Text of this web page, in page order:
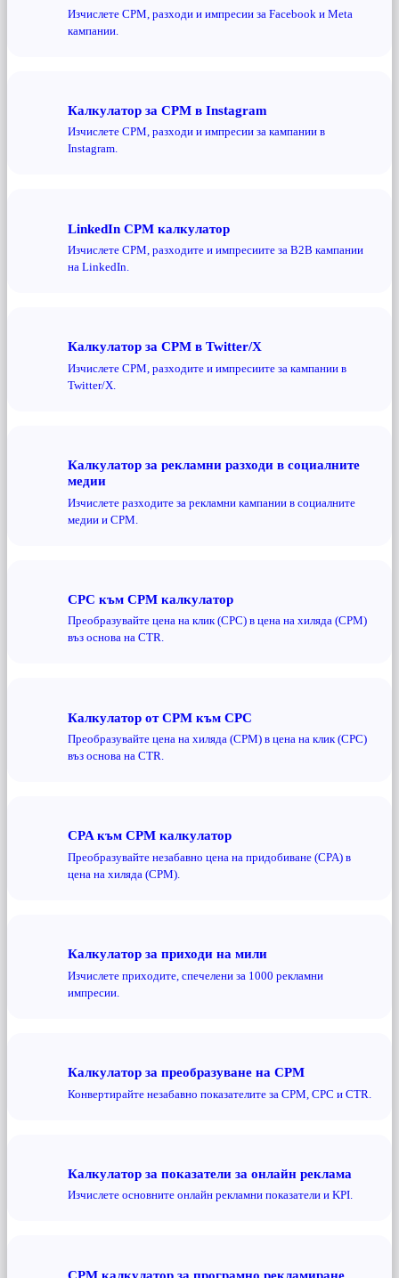
Изчислете CPM, разходи и импресии за Facebook и Meta
кампании.
Калкулатор за CPM в Instagram
Изчислете CPM, разходи и импресии за кампании в
Instagram.
LinkedIn CPM калкулатор
Изчислете CPM, разходите и импресиите за B2B кампании
на LinkedIn.
Калкулатор за CPM в Twitter/X
Изчислете CPM, разходите и импресиите за кампании в
Twitter/X.
Калкулатор за рекламни разходи в социалните
медии
Изчислете разходите за рекламни кампании в социалните
медии и CPM.
CPC към CPM калкулатор
Преобразувайте цена на клик (CPC) в цена на хиляда (CPM)
въз основа на CTR.
Калкулатор от CPM към CPC
Преобразувайте цена на хиляда (CPM) в цена на клик (CPC)
въз основа на CTR.
CPA към CPM калкулатор
Преобразувайте незабавно цена на придобиване (CPA) в
цена на хиляда (CPM).
Калкулатор за приходи на мили
Изчислете приходите, спечелени за 1000 рекламни
импресии.
Калкулатор за преобразуване на CPM
Конвертирайте незабавно показателите за CPM, CPC и CTR.
Калкулатор за показатели за онлайн реклама
Изчислете основните онлайн рекламни показатели и KPI.
CPM калкулатор за програмно рекламиране